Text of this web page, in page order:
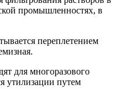
промышленностях, в
переплетением
для многоразового
утилизации путем